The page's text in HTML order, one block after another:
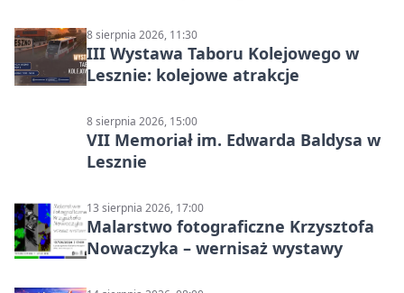
8 sierpnia 2026, 11:30
III Wystawa Taboru Kolejowego w
Lesznie: kolejowe atrakcje
8 sierpnia 2026, 15:00
VII Memoriał im. Edwarda Baldysa w
Lesznie
13 sierpnia 2026, 17:00
Malarstwo fotograficzne Krzysztofa
Nowaczyka – wernisaż wystawy